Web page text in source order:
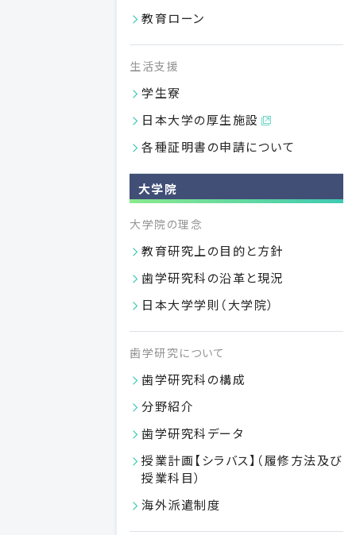
教育ローン
生活支援
学生寮
日本大学の厚生施設
各種証明書の申請について
大学院
大学院の理念
教育研究上の目的と方針
歯学研究科の沿革と現況
日本大学学則（大学院）
歯学研究について
歯学研究科の構成
分野紹介
歯学研究科データ
授業計画【シラバス】（履修方法及び
授業科目）
海外派遣制度
付属施設
歯科病院
歯科衛生専門学校
総合歯学研究所
卒業生の方 研究者の方
日本大学歯学部
〒101-8310 東京都千代田区神田駿河台 1-8-13